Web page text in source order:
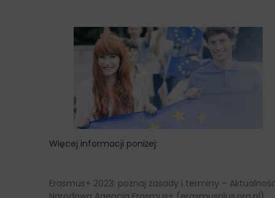
Więcej informacji poniżej:
Erasmus+ 2023: poznaj zasady i terminy –